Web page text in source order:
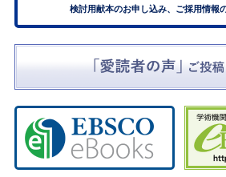
検討用献本のお申し込み、ご採用情報